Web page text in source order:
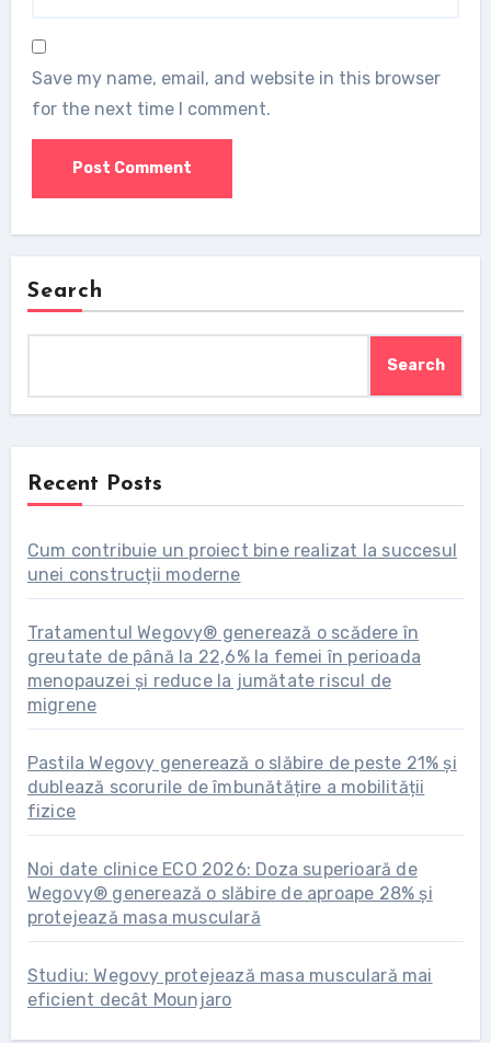
Save my name, email, and website in this browser
for the next time I comment.
Search
Search
Recent Posts
Cum contribuie un proiect bine realizat la succesul
unei construcții moderne
Tratamentul Wegovy® generează o scădere în
greutate de până la 22,6% la femei în perioada
menopauzei și reduce la jumătate riscul de
migrene
Pastila Wegovy generează o slăbire de peste 21% și
dublează scorurile de îmbunătățire a mobilității
fizice
Noi date clinice ECO 2026: Doza superioară de
Wegovy® generează o slăbire de aproape 28% și
protejează masa musculară
Studiu: Wegovy protejează masa musculară mai
eficient decât Mounjaro